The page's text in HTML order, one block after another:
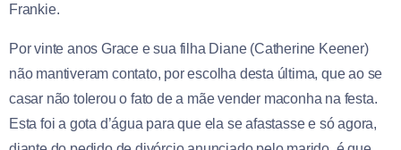
Frankie.
Por vinte anos Grace e sua filha Diane (Catherine Keener)
não mantiveram contato, por escolha desta última, que ao se
casar não tolerou o fato de a mãe vender maconha na festa.
Esta foi a gota d’água para que ela se afastasse e só agora,